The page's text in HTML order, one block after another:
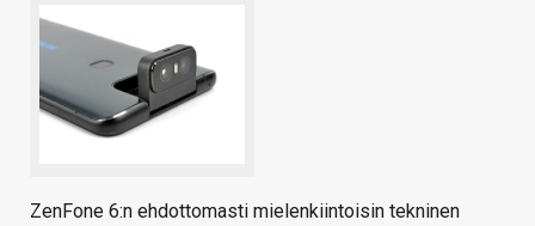
ZenFone 6:n ehdottomasti mielenkiintoisin tekninen